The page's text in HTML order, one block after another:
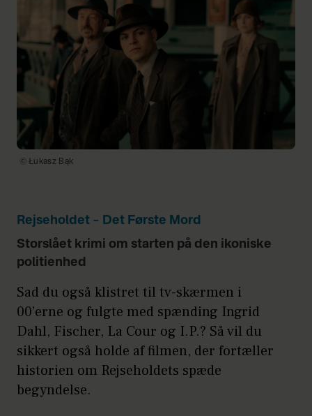
© Łukasz Bąk
Rejseholdet – Det Første Mord
Storslået krimi om starten på den ikoniske
politienhed
Sad du også klistret til tv-skærmen i
00’erne og fulgte med spænding Ingrid
Dahl, Fischer, La Cour og I.P.? Så vil du
sikkert også holde af filmen, der fortæller
historien om Rejseholdets spæde
begyndelse.